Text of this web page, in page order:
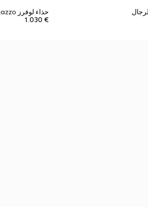
حذاء لوفرز Ragazzo للرجال
€ 1.030